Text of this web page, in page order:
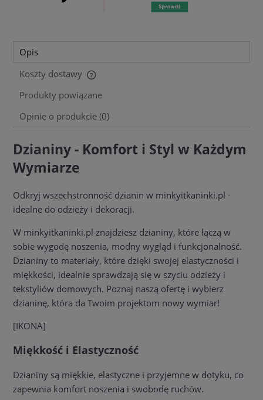
Opis
Koszty dostawy
Cena nie zawiera ewentualnych kosztów płatności
Produkty powiązane
Opinie o produkcie (0)
Dzianiny - Komfort i Styl w Każdym
Wymiarze
Odkryj wszechstronność dzianin w minkyitkaninki.pl -
idealne do odzieży i dekoracji.
W minkyitkaninki.pl znajdziesz dzianiny, które łączą w
sobie wygodę noszenia, modny wygląd i funkcjonalność.
Dzianiny to materiały, które dzięki swojej elastyczności i
miękkości, idealnie sprawdzają się w szyciu odzieży i
tekstyliów domowych. Poznaj naszą ofertę i wybierz
dzianinę, która da Twoim projektom nowy wymiar!
[IKONA]
Miękkość i Elastyczność
Dzianiny są miękkie, elastyczne i przyjemne w dotyku, co
zapewnia komfort noszenia i swobodę ruchów.